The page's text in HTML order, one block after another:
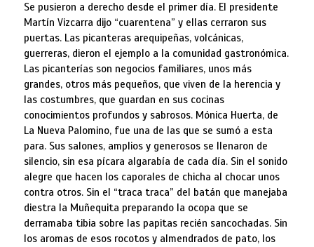
Se pusieron a derecho desde el primer día. El presidente
Martín Vizcarra dijo “cuarentena” y ellas cerraron sus
puertas. Las picanteras arequipeñas, volcánicas,
guerreras, dieron el ejemplo a la comunidad gastronómica.
Las picanterías son negocios familiares, unos más
grandes, otros más pequeños, que viven de la herencia y
las costumbres, que guardan en sus cocinas
conocimientos profundos y sabrosos. Mónica Huerta, de
La Nueva Palomino, fue una de las que se sumó a esta
para. Sus salones, amplios y generosos se llenaron de
silencio, sin esa pícara algarabía de cada día. Sin el sonido
alegre que hacen los caporales de chicha al chocar unos
contra otros. Sin el “traca traca” del batán que manejaba
diestra la Muñequita preparando la ocopa que se
derramaba tibia sobre las papitas recién sancochadas. Sin
los aromas de esos rocotos y almendrados de pato, los